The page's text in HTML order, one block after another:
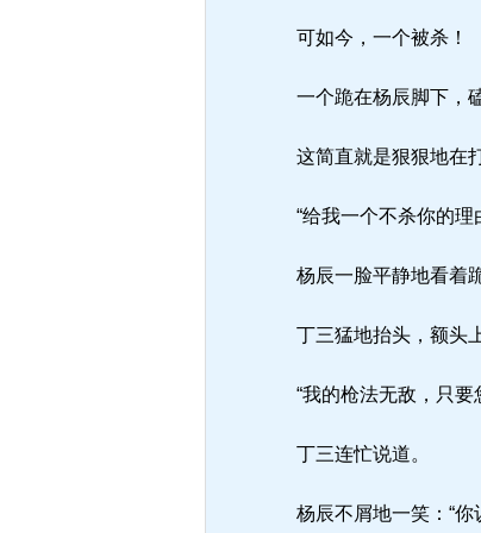
可如今，一个被杀！
一个跪在杨辰脚下，
这简直就是狠狠地在
“给我一个不杀你的理
杨辰一脸平静地看着
丁三猛地抬头，额头
“我的枪法无敌，只要
丁三连忙说道。
杨辰不屑地一笑：“你